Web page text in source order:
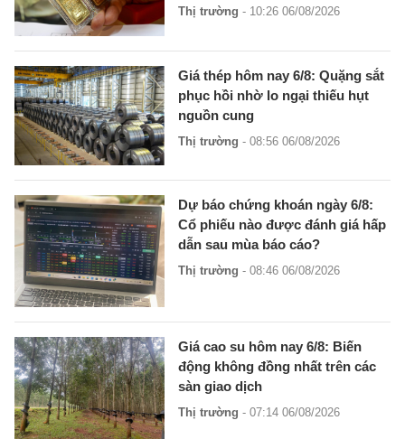
Thị trường - 10:26 06/08/2026
Giá thép hôm nay 6/8: Quặng sắt
phục hồi nhờ lo ngại thiếu hụt
nguồn cung
Thị trường - 08:56 06/08/2026
Dự báo chứng khoán ngày 6/8:
Cổ phiếu nào được đánh giá hấp
dẫn sau mùa báo cáo?
Thị trường - 08:46 06/08/2026
Giá cao su hôm nay 6/8: Biến
động không đồng nhất trên các
sàn giao dịch
Thị trường - 07:14 06/08/2026